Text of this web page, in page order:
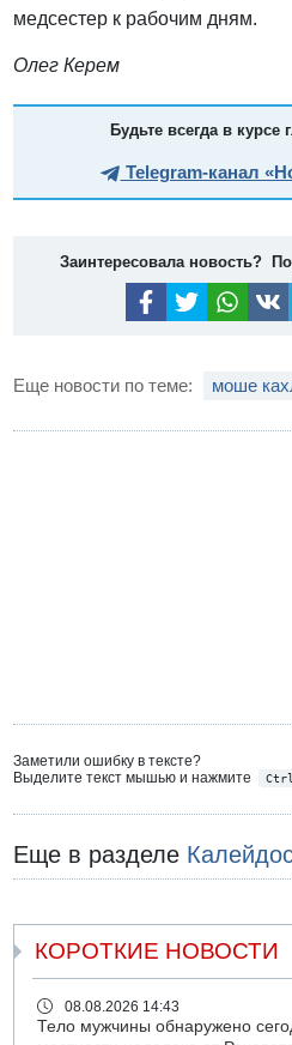
медсестер к рабочим дням.
Олег Керем
Будьте всегда в
Telegram-канал
Заинтересовала новость?
Еще новости по теме: моше
Заметили ошибку в тексте?
Выделите текст мышью и нажмите
Ctrl
Еще в разделе
КОРОТКИЕ НОВОСТИ
08.08.2026 14:43
Тело мужчины обнаружено